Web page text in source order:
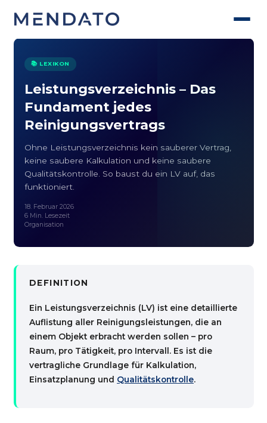
📚 LEXIKON
Leistungsverzeichnis – Das
Fundament jedes
Reinigungsvertrags
Ohne Leistungsverzeichnis kein sauberer Vertrag,
keine saubere Kalkulation und keine saubere
Qualitätskontrolle. So baust du ein LV auf, das
funktioniert.
18. Februar 2026
6 Min. Lesezeit
Organisation
DEFINITION
Ein Leistungsverzeichnis (LV) ist eine detaillierte
Auflistung aller Reinigungsleistungen, die an
einem Objekt erbracht werden sollen – pro
Raum, pro Tätigkeit, pro Intervall. Es ist die
vertragliche Grundlage für Kalkulation,
Einsatzplanung und Qualitätskontrolle.